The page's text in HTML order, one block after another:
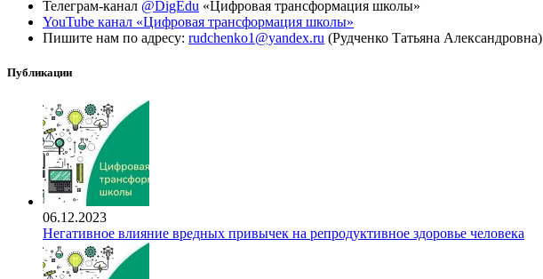
Телеграм-канал @DigEdu «Цифровая трансформация школы»
YouTube канал «Цифровая трансформация школы»
Пишите нам по адресу: rudchenko1@yandex.ru (Рудченко Татьяна Александровна)
Публикации
06.12.2023
Негативное влияние вредных привычек на репродуктивное здоровье человека